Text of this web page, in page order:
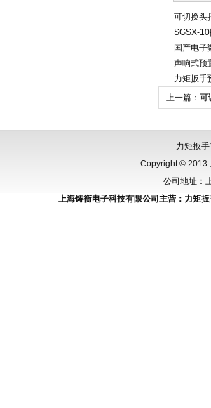
可切换头
SGSX-
国产电子
声响式预
力矩扳手
上一篇： 可
力矩扳
Copyright © 2013
公司地址：
上海铸衡电子科技有限公司主营： 力矩